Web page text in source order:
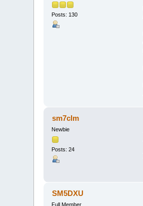
Posts: 130
sm7clm
Newbie
Posts: 24
SM5DXU
Full Member